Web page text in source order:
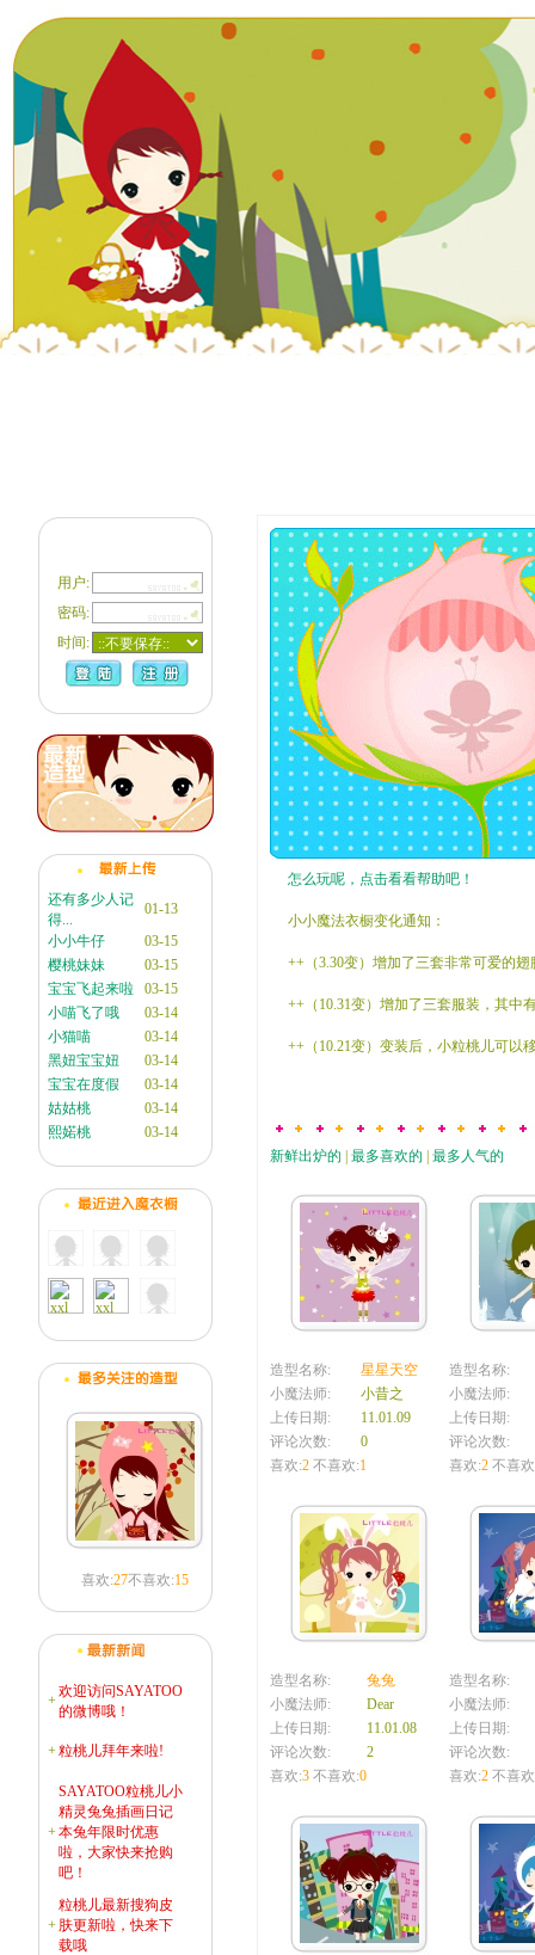
用户:
密码:
时间:
还有多少人记
得...
01-13
小小牛仔
03-15
樱桃妹妹
03-15
宝宝飞起来啦
03-15
小喵飞了哦
03-14
小猫喵
03-14
黑妞宝宝妞
03-14
宝宝在度假
03-14
姑姑桃
03-14
熙婼桃
03-14
喜欢:27不喜欢:15
+
欢迎访问SAYATOO
的微博哦！
+粒桃儿拜年来啦!
+
SAYATOO粒桃儿小
精灵兔兔插画日记
本兔年限时优惠
啦，大家快来抢购
吧！
+
粒桃儿最新搜狗皮
肤更新啦，快来下
载哦
怎么玩呢，点击看看帮助吧！
小小魔法衣橱变化通知：
++（3.30变）增加了三套非常可爱的翅
++（10.31变）增加了三套服装，其中
++（10.21变）变装后，小粒桃儿可以
新鲜出炉的 最多喜欢的 最多人气的
造型名称:
星星天空
小魔法师:
小昔之
上传日期:
11.01.09
评论次数:
0
喜欢:2 不喜欢:1
造型名称:
小魔法师:
上传日期:
评论次数:
喜欢:2 不喜
造型名称:
兔兔
小魔法师:
Dear
上传日期:
11.01.08
评论次数:
2
喜欢:3 不喜欢:0
造型名称:
小魔法师:
上传日期:
评论次数:
喜欢:2 不喜